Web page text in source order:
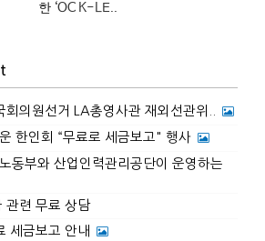
한 ‘OC K-LE..
회의원선거 LA총영사관 재외선관위..
한인회 “무료로 세금보고" 행사
동부와 산업인력관리공단이 운영하는
관련 무료 상담
세금보고 안내